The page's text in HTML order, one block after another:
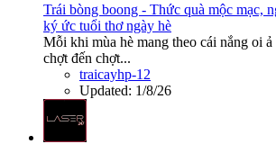
Trái bòng boong - Thức quà mộc mạc,
ký ức tuổi thơ ngày hè
Mỗi khi mùa hè mang theo cái nắng oi
chợt đến chợt...
traicayhp-12
Updated: 1/8/26